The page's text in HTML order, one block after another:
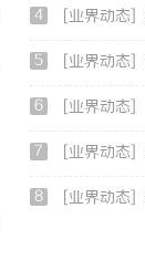
4 [业界动态]
5 [业界动态]
6 [业界动态]
7 [业界动态]
8 [业界动态]